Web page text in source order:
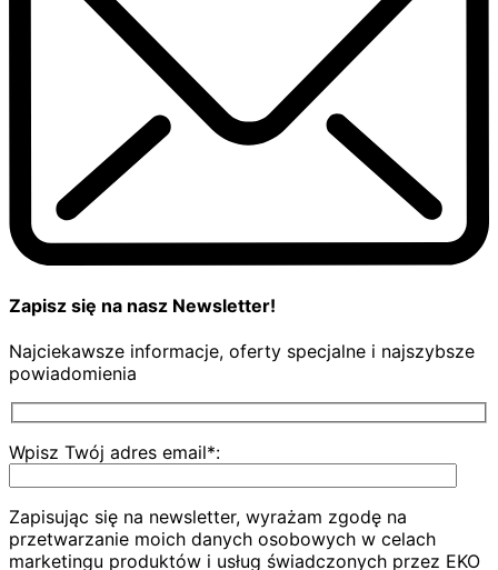
Zapisz się na nasz Newsletter!
Najciekawsze informacje, oferty specjalne i najszybsze
powiadomienia
Wpisz Twój adres email*:
Zapisując się na newsletter, wyrażam zgodę na
przetwarzanie moich danych osobowych w celach
marketingu produktów i usług świadczonych przez EKO